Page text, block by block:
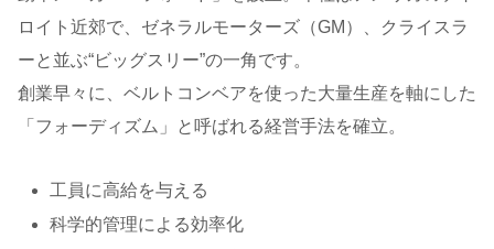
ロイト近郊で、ゼネラルモーターズ（GM）、クライスラ
ーと並ぶ“ビッグスリー”の一角です。
創業早々に、ベルトコンベアを使った大量生産を軸にした
「フォーディズム」と呼ばれる経営手法を確立。
工員に高給を与える
科学的管理による効率化